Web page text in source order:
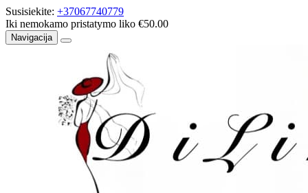
Susisiekite: +37067740779
Iki nemokamo pristatymo liko €50.00
Navigacija